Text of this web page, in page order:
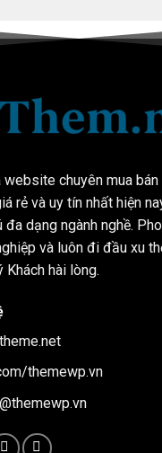
website chuyên mua
rẻ và uy tín nhất hiện
đa dạng ngành nghề.
và luôn đi đầu xu
Khách hài lòng.
themewp.vn